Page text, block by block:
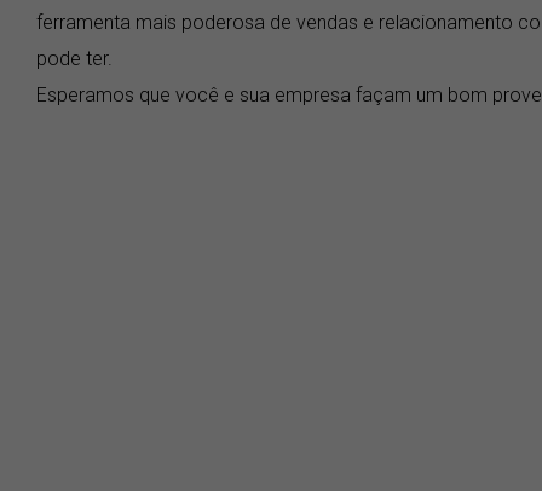
ferramenta mais poderosa de vendas e relacionamento
pode ter.
Esperamos que você e sua empresa façam um bom